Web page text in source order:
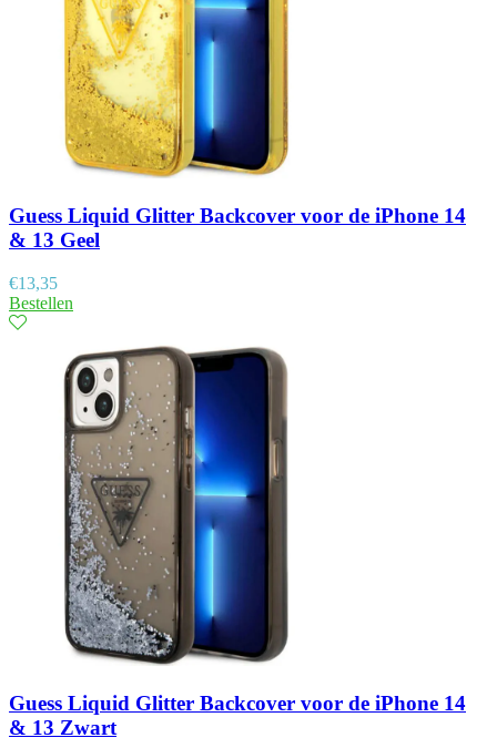
Guess Liquid Glitter Backcover voor de iPhone 14
& 13 Geel
€13,35
Bestellen
Guess Liquid Glitter Backcover voor de iPhone 14
& 13 Zwart